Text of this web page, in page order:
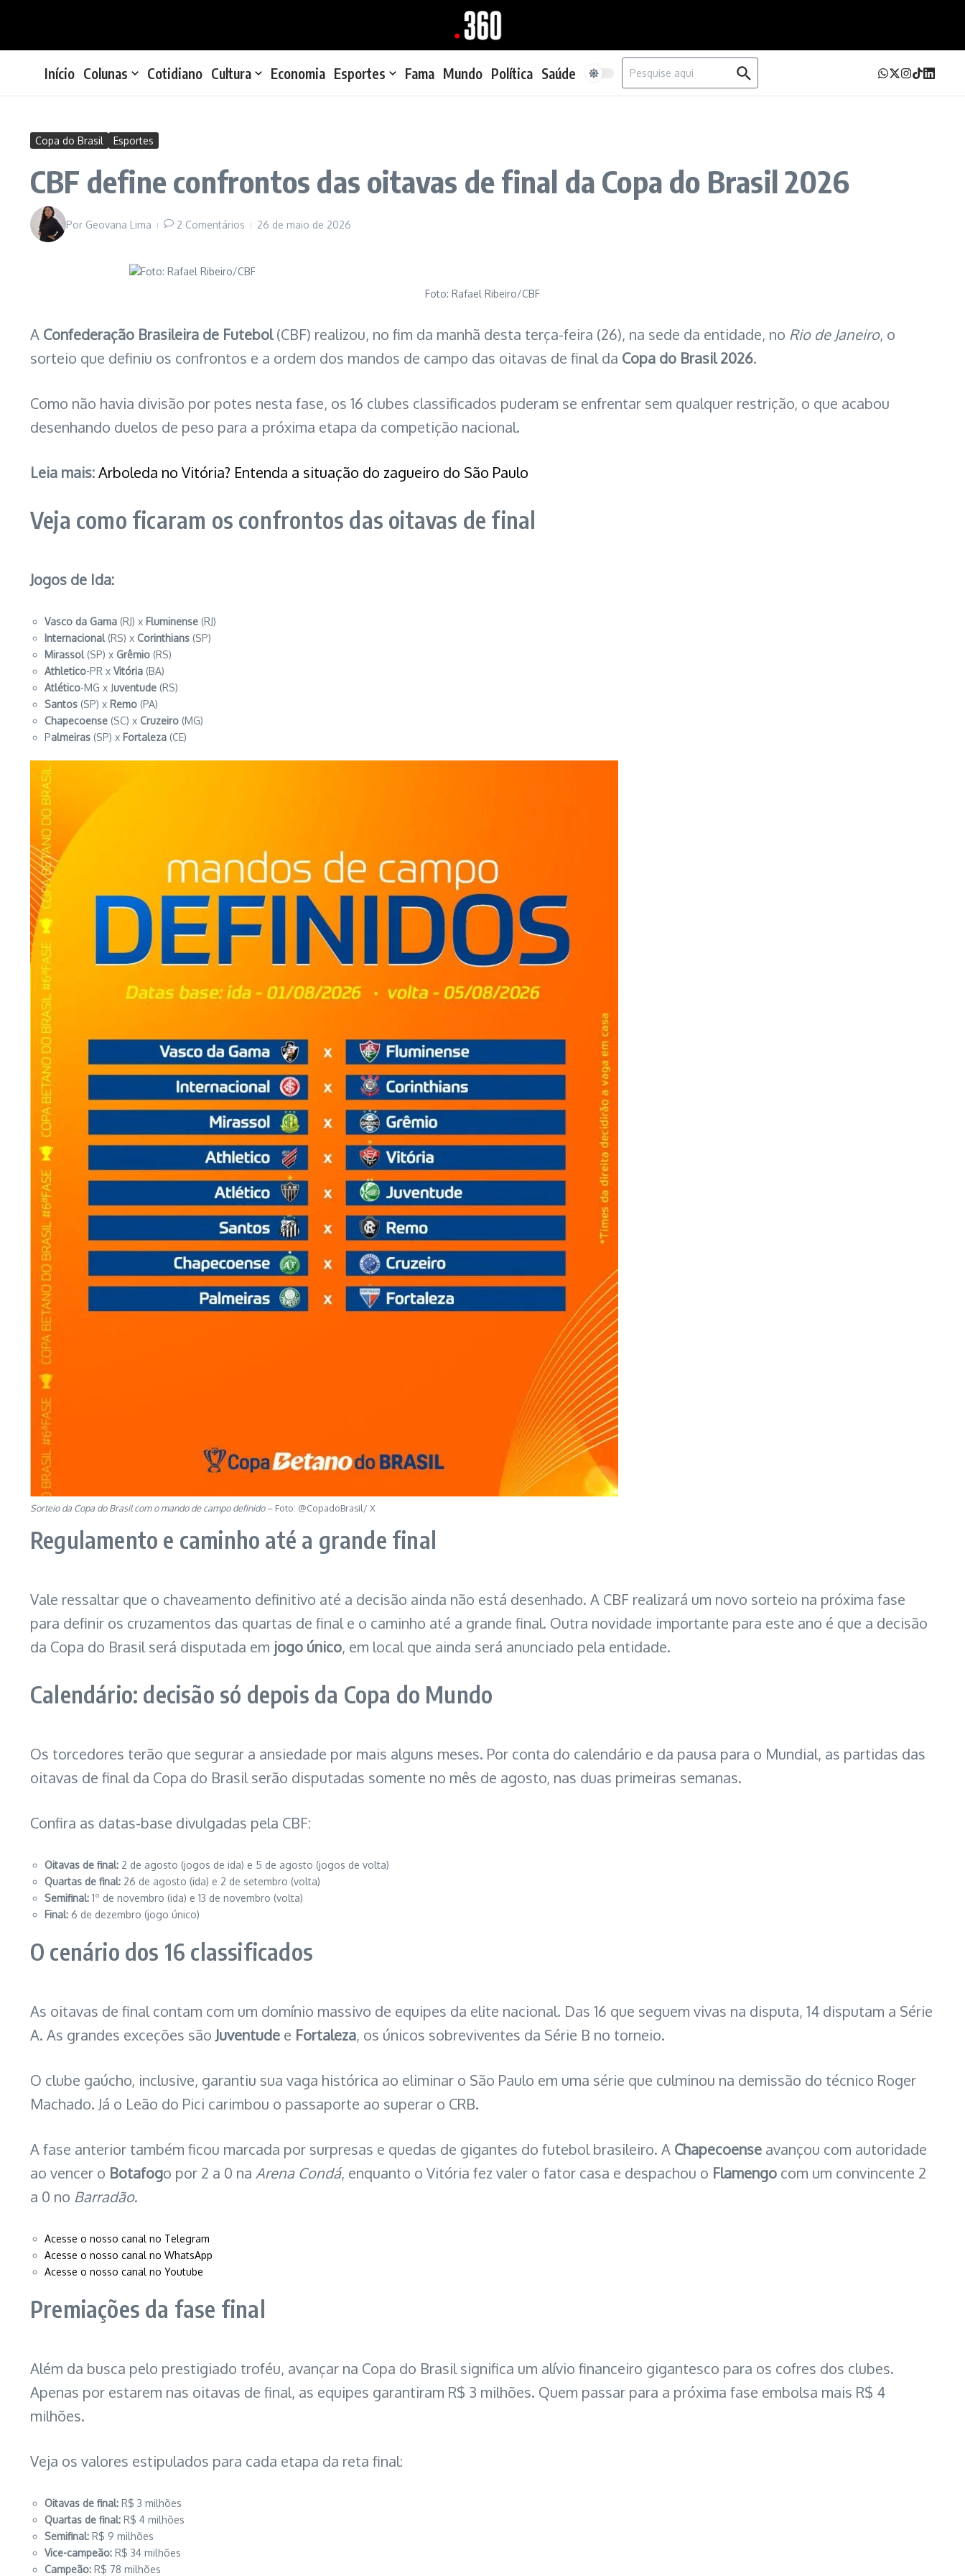
Início Colunas Cotidiano Cultura Economia Esportes Fama Mundo Política Saúde
Procurar por:
Copa do Brasil Esportes
CBF define confrontos das oitavas de final da Copa do Brasil 2026
Por Geovana Lima 2 Comentários 26 de maio de 2026
Foto: Rafael Ribeiro/CBF
A Confederação Brasileira de Futebol(CBF) realizou, no fim da manhã desta terça-feira (26), na sede da entidade, no Rio de Janeiro, o
sorteio que definiu os confrontos e a ordem dos mandos de campo das oitavas de final da Copa do Brasil 2026.
Como não havia divisão por potes nesta fase, os 16 clubes classificados puderam se enfrentar sem qualquer restrição, o que acabou
desenhando duelos de peso para a próxima etapa da competição nacional.
Leia mais:Arboleda no Vitória? Entenda a situação do zagueiro do São Paulo
Veja como ficaram os confrontos das oitavas de final
Jogos de Ida:
Vasco da Gama (RJ) x Fluminense (RJ)
Internacional(RS) x Corinthians (SP)
Mirassol(SP) x Grêmio (RS)
Athletico-PR x Vitória (BA)
Atlético-MG x Juventude (RS)
Santos (SP) x Remo (PA)
Chapecoense (SC) x Cruzeiro (MG)
Palmeiras (SP) x Fortaleza (CE)
Sorteio da Copa do Brasil com o mando de campo definido– Foto: @CopadoBrasil/ X
Regulamento e caminho até a grande final
Vale ressaltar que o chaveamento definitivo até a decisão ainda não está desenhado. A CBF realizará um novo sorteio na próxima fase
para definir os cruzamentos das quartas de final e o caminho até a grande final. Outra novidade importante para este ano é que a decisão
da Copa do Brasil será disputada em jogo único, em local que ainda será anunciado pela entidade.
Calendário: decisão só depois da Copa do Mundo
Os torcedores terão que segurar a ansiedade por mais alguns meses. Por conta do calendário e da pausa para o Mundial, as partidas das
oitavas de final da Copa do Brasil serão disputadas somente no mês de agosto, nas duas primeiras semanas.
Confira as datas-base divulgadas pela CBF:
Oitavas de final: 2 de agosto (jogos de ida) e 5 de agosto (jogos de volta)
Quartas de final: 26 de agosto (ida) e 2 de setembro (volta)
Semifinal: 1º de novembro (ida) e 13 de novembro (volta)
Final: 6 de dezembro (jogo único)
O cenário dos 16 classificados
As oitavas de final contam com um domínio massivo de equipes da elite nacional. Das 16 que seguem vivas na disputa, 14 disputam a Série
A. As grandes exceções sãoJuventude e Fortaleza, os únicos sobreviventes da Série B no torneio.
O clube gaúcho, inclusive, garantiu sua vaga histórica ao eliminar o São Paulo em uma série que culminou na demissão do técnico Roger
Machado. Já o Leão do Pici carimbou o passaporte ao superar o CRB.
A fase anterior também ficou marcada por surpresas e quedas de gigantes do futebol brasileiro. A Chapecoense avançou com autoridade
ao vencer o Botafogo por 2 a 0 na Arena Condá, enquanto o Vitória fez valer o fator casa e despachou o Flamengo com um convincente 2
a 0 no Barradão.
Acesse o nosso canal no Telegram
Acesse o nosso canal no WhatsApp
Acesse o nosso canal no Youtube
Premiações da fase final
Além da busca pelo prestigiado troféu, avançar na Copa do Brasil significa um alívio financeiro gigantesco para os cofres dos clubes.
Apenas por estarem nas oitavas de final, as equipes garantiram R$ 3 milhões. Quem passar para a próxima fase embolsa mais R$ 4
milhões.
Veja os valores estipulados para cada etapa da reta final:
Oitavas de final: R$ 3 milhões
Quartas de final: R$ 4 milhões
Semifinal: R$ 9 milhões
Vice-campeão: R$ 34 milhões
Campeão: R$ 78 milhões